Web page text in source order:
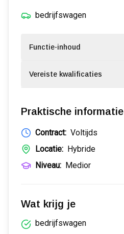
bedrijfswagen
Functie-inhoud
Vereiste kwalificaties
Praktische informatie
Contract: Voltijds
Locatie: Hybride
Niveau: Medior
Wat krijg je
bedrijfswagen